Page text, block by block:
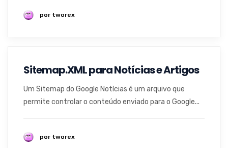
por tworex
Sitemap.XML para Notícias e Artigos
Um Sitemap do Google Notícias é um arquivo que
permite controlar o conteúdo enviado para o Google...
por tworex